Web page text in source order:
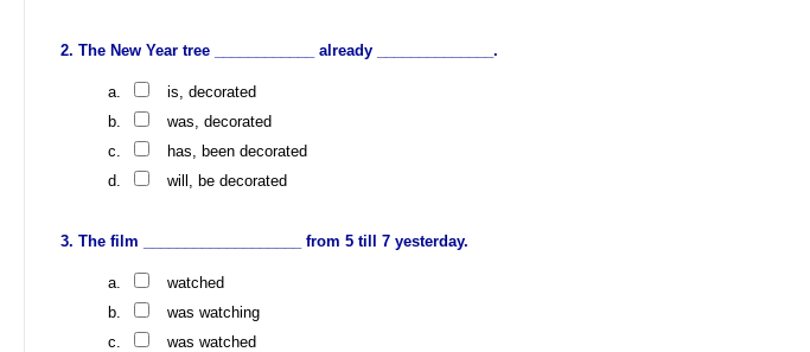
The New Year tree ____________ already ______________.
is, decorated
was, decorated
has, been decorated
will, be decorated
The film ___________________ from 5 till 7 yesterday.
watched
was watching
was watched